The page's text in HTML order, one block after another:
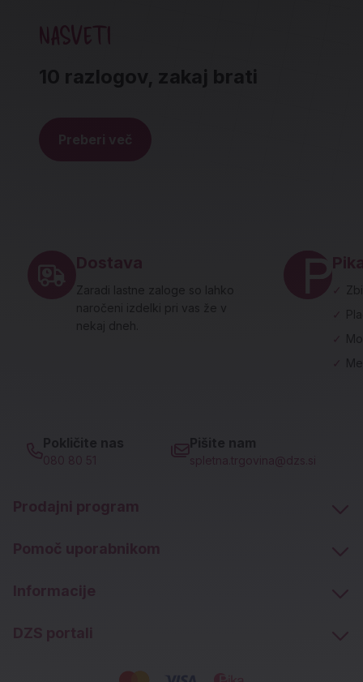
NASVETI
10 razlogov, zakaj brati
Preberi več
Dostava
Zaradi lastne zaloge so lahko
naročeni izdelki pri vas že v
nekaj dneh.
Pokličite nas
080 80 51
Pišite nam
spletna.trgovina@dzs.si
Prodajni program
Pomoč uporabnikom
Informacije
DZS portali